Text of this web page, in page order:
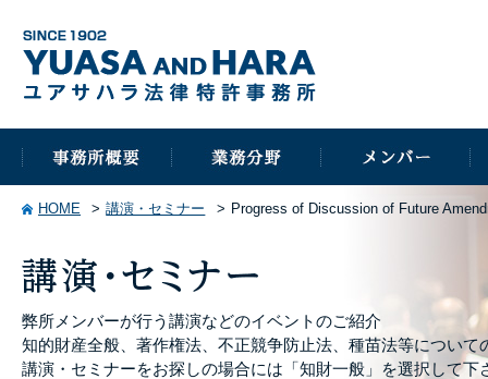
HOME 講演・セミナー Progress of Discussion of Future
弊所メンバーが行う講演などのイベントのご紹介
知的財産全般、著作権法、不正競争防止法、種苗法等について
講演・セミナーをお探しの場合には「知財一般」を選択して下